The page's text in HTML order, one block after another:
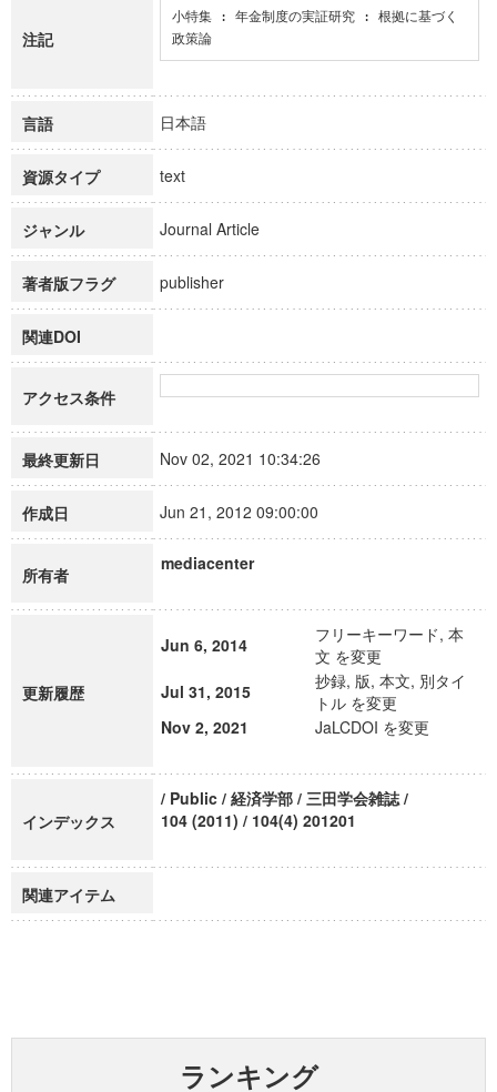
注記
小特集 : 年金制度の実証研究 : 根拠に基づく
政策論
言語 日本語
資源タイプ text
ジャンル Journal Article
著者版フラグ publisher
関連DOI
アクセス条件
最終更新日 Nov 02, 2021 10:34:26
作成日 Jun 21, 2012 09:00:00
所有者
mediacenter
更新履歴
Jun 6, 2014
フリーキーワード, 本
文 を変更
Jul 31, 2015
抄録, 版, 本文, 別タイ
トル を変更
Nov 2, 2021
JaLCDOI を変更
インデックス
/ Public / 経済学部 / 三田学会雑誌 /
104 (2011) / 104(4) 201201
関連アイテム
ランキング